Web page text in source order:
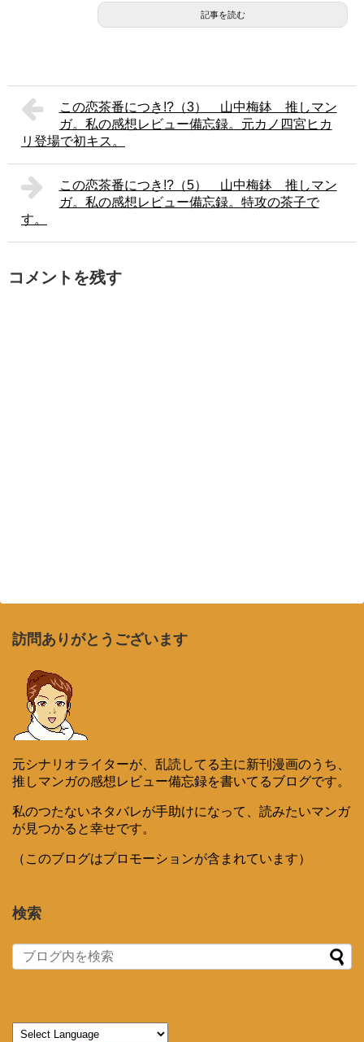
記事を読む
この恋茶番につき!?（3） 山中梅鉢 推しマン
ガ。私の感想レビュー備忘録。元カノ四宮ヒカ
リ登場で初キス。
この恋茶番につき!?（5） 山中梅鉢 推しマン
ガ。私の感想レビュー備忘録。特攻の茶子で
す。
コメントを残す
訪問ありがとうございます
元シナリオライターが、乱読してる主に新刊漫画のうち、
推しマンガの感想レビュー備忘録を書いてるブログです。
私のつたないネタバレが手助けになって、読みたいマンガ
が見つかると幸せです。
（このブログはプロモーションが含まれています）
検索